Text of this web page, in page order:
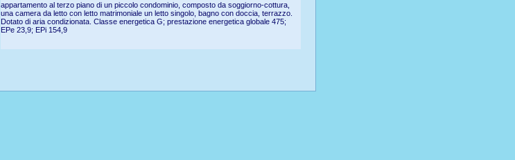
appartamento al terzo piano di un piccolo condominio, composto da soggiorno-cottura,
una camera da letto con letto matrimoniale un letto singolo, bagno con doccia, terrazzo.
Dotato di aria condizionata. Classe energetica G; prestazione energetica globale 475;
EPe 23,9; EPi 154,9